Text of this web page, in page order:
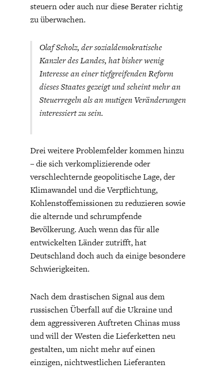
BGE-INFOGRAFIK
USA
WELTWIRTSCHAFT
steuern oder auch nur diese Berater richtig
zu überwachen.
Olaf Scholz, der sozialdemokratische
Kanzler des Landes, hat bisher wenig
Interesse an einer tiefgreifenden Reform
dieses Staates gezeigt und scheint mehr an
Steuerregeln als an mutigen Veränderungen
interessiert zu sein.
Drei weitere Problemfelder kommen hinzu
– die sich verkomplizierende oder
verschlechternde geopolitische Lage, der
Klimawandel und die Verpflichtung,
Kohlenstoffemissionen zu reduzieren sowie
die alternde und schrumpfende
Bevölkerung. Auch wenn das für alle
entwickelten Länder zutrifft, hat
Deutschland doch auch da einige besondere
Schwierigkeiten.
Nach dem drastischen Signal aus dem
russischen Überfall auf die Ukraine und
dem aggressiveren Auftreten Chinas muss
und will der Westen die Lieferketten neu
gestalten, um nicht mehr auf einen
einzigen, nichtwestlichen Lieferanten